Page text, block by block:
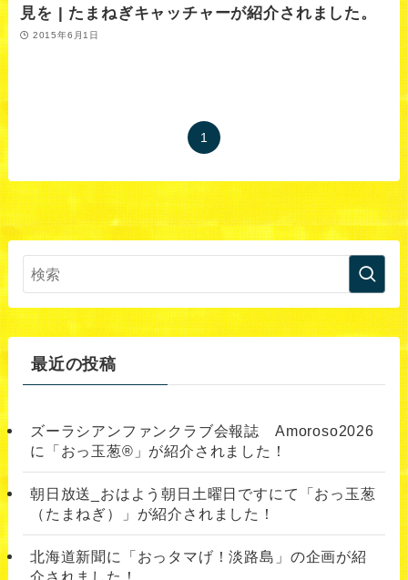
見を | たまねぎキャッチャーが紹介されました。
2015年6月1日
1
最近の投稿
ズーラシアンファンクラブ会報誌 Amoroso2026
に「おっ玉葱®︎」が紹介されました！
朝日放送_おはよう朝日土曜日ですにて「おっ玉葱
（たまねぎ）」が紹介されました！
北海道新聞に「おっタマげ！淡路島」の企画が紹
介されました！